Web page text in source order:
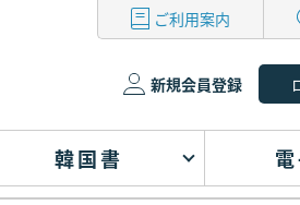
ご利用案内
新規会員登録
韓国書